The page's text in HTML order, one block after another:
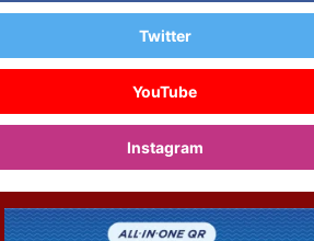
Twitter
YouTube
Instagram